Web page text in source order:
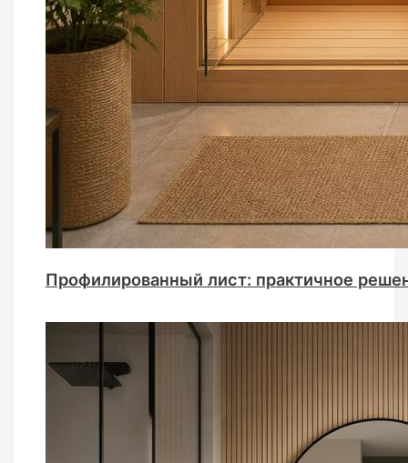
Профилированный лист: практичное